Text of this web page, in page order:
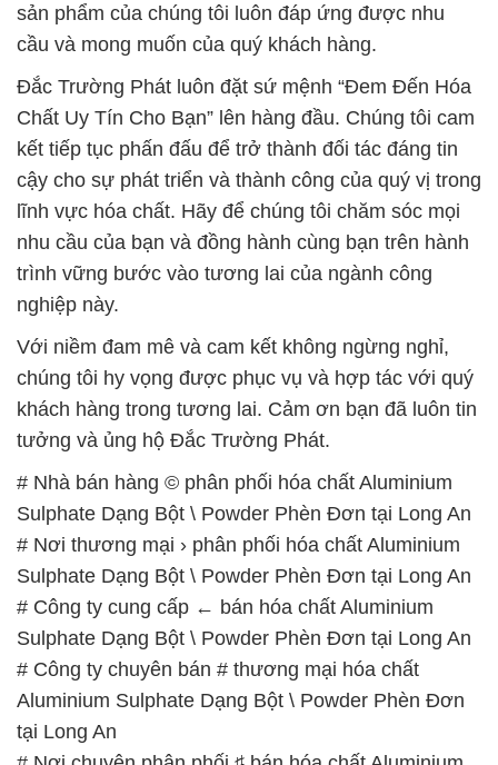
kết tiếp tục phấn đấu để trở thành đối tác đáng tin
cậy cho sự phát triển và thành công của quý vị trong
lĩnh vực hóa chất. Hãy để chúng tôi chăm sóc mọi
nhu cầu của bạn và đồng hành cùng bạn trên hành
trình vững bước vào tương lai của ngành công
nghiệp này.
Với niềm đam mê và cam kết không ngừng nghỉ,
chúng tôi hy vọng được phục vụ và hợp tác với quý
khách hàng trong tương lai. Cảm ơn bạn đã luôn tin
tưởng và ủng hộ Đắc Trường Phát.
# Nhà bán hàng © phân phối hóa chất Aluminium
Sulphate Dạng Bột \ Powder Phèn Đơn tại Long An
# Nơi thương mại › phân phối hóa chất Aluminium
Sulphate Dạng Bột \ Powder Phèn Đơn tại Long An
# Công ty cung cấp ← bán hóa chất Aluminium
Sulphate Dạng Bột \ Powder Phèn Đơn tại Long An
# Công ty chuyên bán # thương mại hóa chất
Aluminium Sulphate Dạng Bột \ Powder Phèn Đơn
tại Long An
# Nơi chuyên phân phối ♯ bán hóa chất Aluminium
Sulphate Dạng Bột \ Powder Phèn Đơn tại Long An
# Nơi chuyên phân phối [ cung ứng ] hóa chất
Aluminium Sulphate Dạng Bột \ Powder Phèn Đơn
tại Long An